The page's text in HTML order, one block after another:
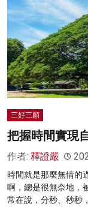
三好三願
把握時間實現
作者: 釋證嚴
時間就是那麼無情的
啊，總是很無奈地，
常在說，分秒、秒秒